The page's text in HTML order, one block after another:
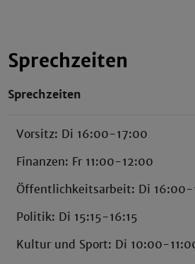
Sprechzeiten
Sprechzeiten
Vorsitz: Di 16:00-17:00
Finanzen: Fr 11:00-12:00
Öffentlichkeitsarbeit: Di 16:00-
Politik: Di 15:15-16:15
Kultur und Sport: Di 10:00-